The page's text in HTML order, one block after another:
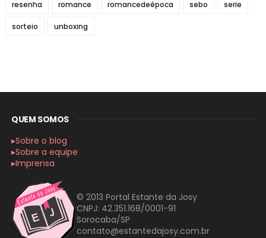
resenha romance romancedeépoca sebo serie
sorteio unboxing
QUEM SOMOS
▸Sobre o blog
▸Sobre a equipe
▸Imprensa
© 2013 Portal Estante da Josy
CNPJ: 42.351.168/0001-91
Sorocaba/SP
contato@estantedajosy.com.br